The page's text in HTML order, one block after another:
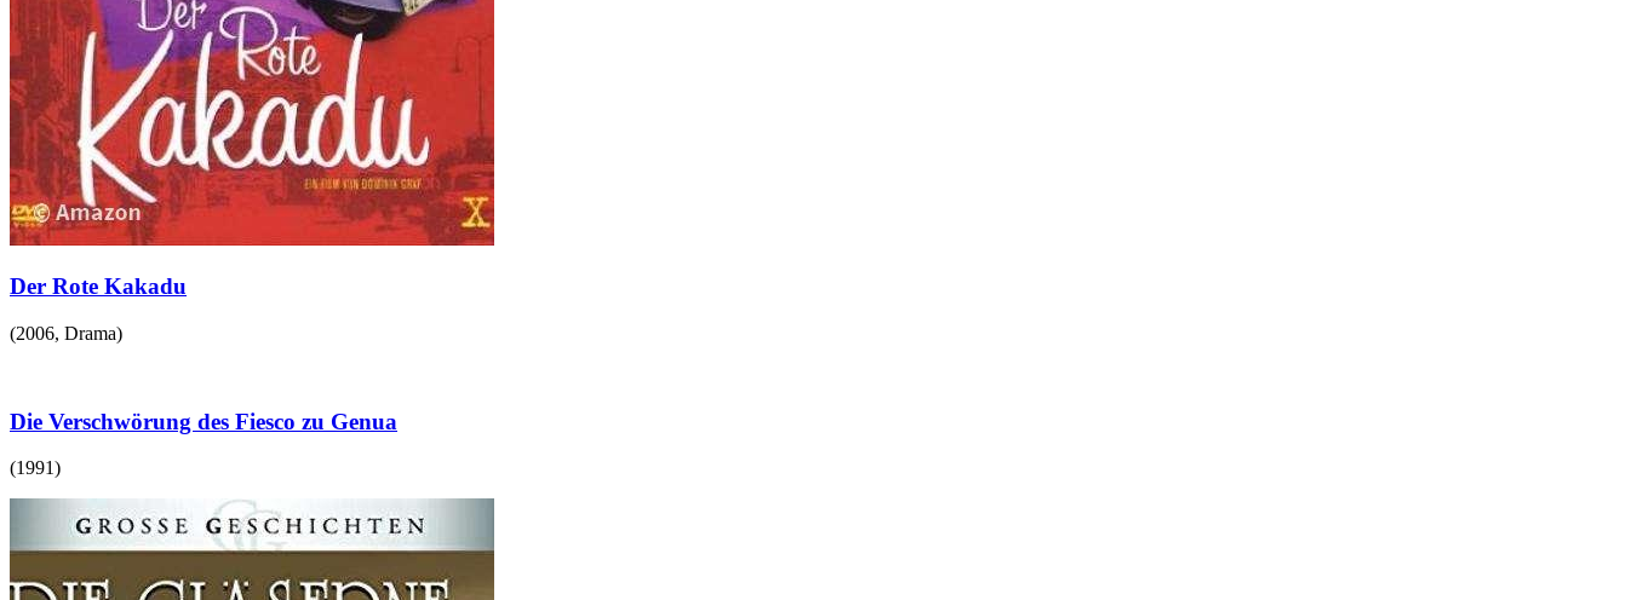
Der Rote Kakadu
(2006, Drama)
Die Verschwörung des Fiesco zu Genua
(1991)